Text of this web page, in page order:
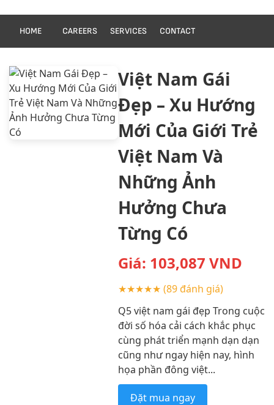
HOME CAREERS SERVICES CONTACT
Việt Nam Gái
Đẹp – Xu Hướng
Mới Của Giới Trẻ
Việt Nam Và
Những Ảnh
Hưởng Chưa
Từng Có
Giá: 103,087 VND
★★★★★ (89 đánh giá)
Q5 việt nam gái đẹp Trong cuộc
đời số hóa cải cách khắc phục
cùng phát triển mạnh dạn dạn
cũng như ngay hiện nay, hình
họa phần đông việt...
Đặt mua ngay